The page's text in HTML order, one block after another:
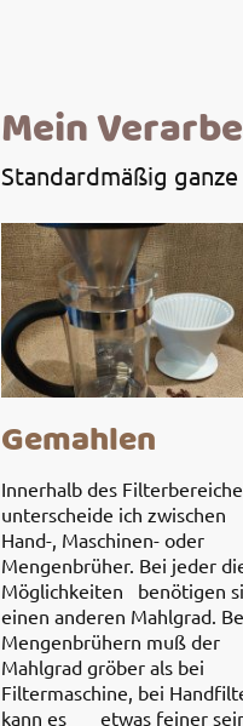
Mein
Standardmäßig
Gemahlen
Innerhalb des
unterscheide ich zwischen
Hand-, Maschinen- oder
Mengenbrüher. Bei jeder
Möglichkeiten benötigen
einen anderen Mahlgrad.
Mengenbrühern muß der
Mahlgrad gröber als bei
Filtermaschine, bei
kann es etwas feiner